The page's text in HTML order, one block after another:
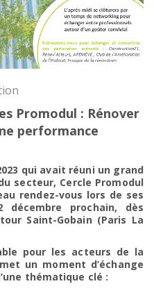
Promodul : Rénover
performance
qui avait réuni un grand
secteur, Cercle Promodul
rendez-vous lors de ses
décembre prochain, dès
Saint-Gobain (Paris La
pour les acteurs de la
un moment d’échange
thématique clé :